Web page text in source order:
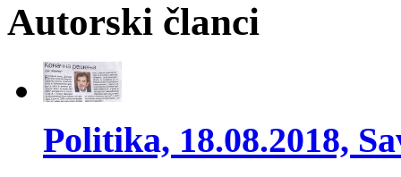
Autorski članci
Politika, 18.08.2018,